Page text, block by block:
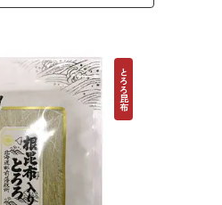
とろろ昆布